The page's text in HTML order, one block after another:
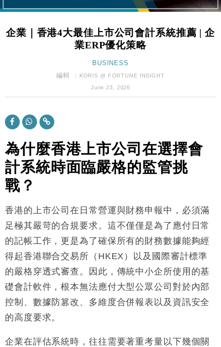
18:15
本地｜新世界K11 9月升級會員制度 增鉑金卡級別鎖
17:40
財經｜本港6月零售額連升14個月 珠寶鐘錶銷售升勢
財經｜滙控重啟最多10億美元回購 派息比率目標維持
財經｜SA售股自救後再出手 斥4億美元押注未上市公
市場落地
東京半島
13:12
國際｜特朗普赴洛杉磯高球場活動前 男子攜槍彈被捕
12:30
11:40
財經｜黑石傳再籌逾360億美元 支援Anthropic租用
Google晶片
財經｜美商務部擬擴大金屬關稅範圍 14類產品或加徵
25%
18:15
本地｜新世界K11 9月升級會員制度 增鉑金卡級別鎖
定高消費客群
17:40
財經｜本港6月零售額連升14個月 珠寶鐘錶銷售升勢
最強
16:33
財經｜滙控重啟最多10億美元回購 派息比率目標維持
50%
企業｜香港4大最佳上市公司會計系統推薦 | 企
業ERP優化策略
BUSINESS
編輯 ：
KORIS @ FORTUNE INSIGHT
June 23, 2026
為什麼香港上市公司在選擇會
計系統時面臨嚴格的監管挑
戰？
香港的上市公司在日常營運與財務申報中，必須滿
足極其嚴苛的合規要求。這不僅僅是為了應付日常
的記帳工作，更是為了確保所有的財務數據能夠經
得起香港聯合交易所（HKEX）以及國際審計標準
的嚴格穿透式審查。因此，傳統中小企所使用的基
礎會計軟件，根本無法應付大型公眾公司對於內部
控制、數據防篡改、多維度合併報表以及資訊安全
的高度要求。
企業在評估系統時，往往需要著重考量以下幾個關